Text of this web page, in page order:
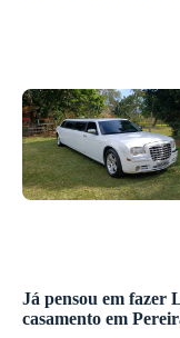
Já pensou em fazer
casamento em